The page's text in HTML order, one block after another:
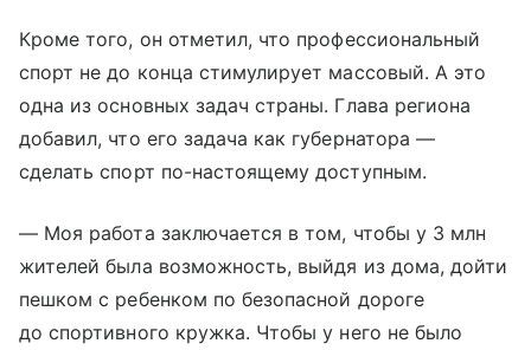
Кроме того, он отметил, что профессиональный
спорт не до конца стимулирует массовый. А это
одна из основных задач страны. Глава региона
добавил, что его задача как губернатора —
сделать спорт по-настоящему доступным.
— Моя работа заключается в том, чтобы у 3 млн
жителей была возможность, выйдя из дома, дойти
пешком с ребенком по безопасной дороге
до спортивного кружка. Чтобы у него не было